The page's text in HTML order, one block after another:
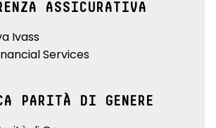
ASSICURATIVA
Ivass
Services
PARITÀ DI GENERE